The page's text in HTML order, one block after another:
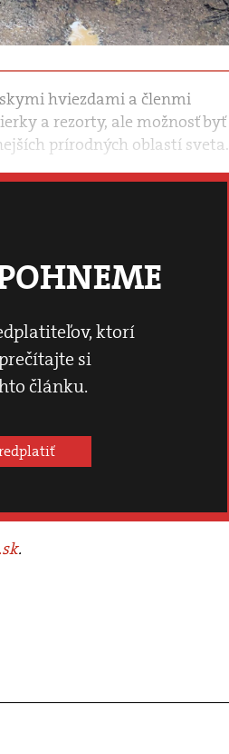
hviezdami a členmi
a rezorty, ale možnosť byť
prírodných oblastí sveta.
ktorí
si
článku.
.